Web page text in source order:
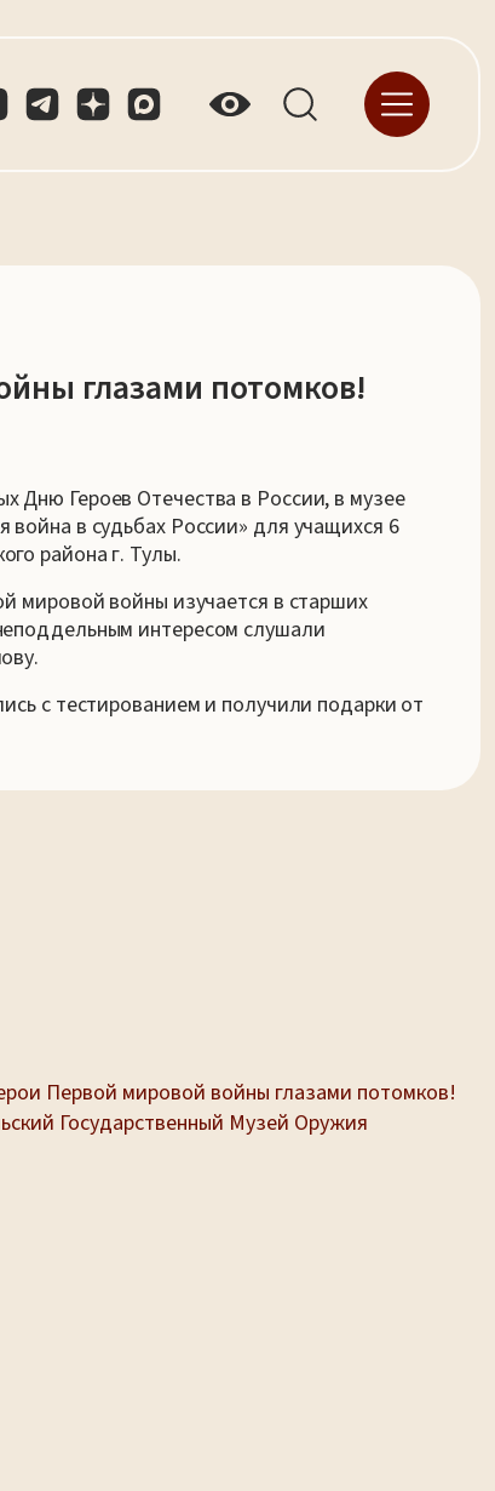
глазами потомков!
Дню Героев Отечества в России, в музее
в судьбах России» для учащихся 6
района г. Тулы.
мировой войны изучается в старших
интересом слушали
с тестированием и получили подарки от